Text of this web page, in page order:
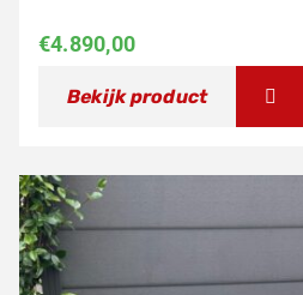
€4.890,00
Bekijk product